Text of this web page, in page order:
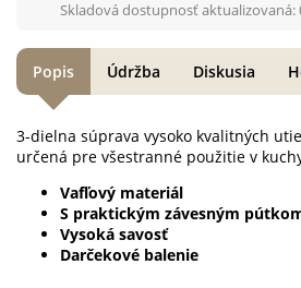
Skladová dostupnosť aktualizovaná:
3-dielna súprava vysoko kvalitných
určená pre všestranné použitie v
Vafľový materiál
S praktickým závesným
Vysoká savosť
Darčekové balenie
Popis Údržba Diskusia